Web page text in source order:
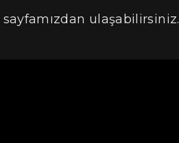
sayfamızdan ulaşabilirsiniz.